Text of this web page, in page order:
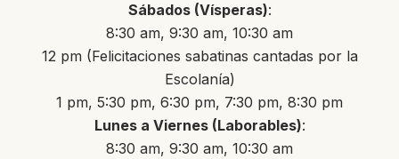
Sábados (Vísperas):
8:30 am, 9:30 am, 10:30 am
12 pm (Felicitaciones sabatinas cantadas por la
Escolanía)
1 pm, 5:30 pm, 6:30 pm, 7:30 pm, 8:30 pm
Lunes a Viernes (Laborables):
8:30 am, 9:30 am, 10:30 am